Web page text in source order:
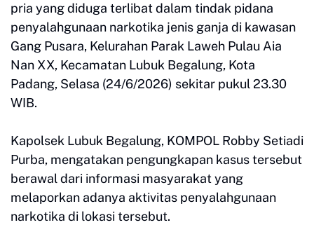
pria yang diduga terlibat dalam tindak pidana
penyalahgunaan narkotika jenis ganja di kawasan
Gang Pusara, Kelurahan Parak Laweh Pulau Aia
Nan XX, Kecamatan Lubuk Begalung, Kota
Padang, Selasa (24/6/2026) sekitar pukul 23.30
WIB.
Kapolsek Lubuk Begalung, KOMPOL Robby Setiadi
Purba, mengatakan pengungkapan kasus tersebut
berawal dari informasi masyarakat yang
melaporkan adanya aktivitas penyalahgunaan
narkotika di lokasi tersebut.